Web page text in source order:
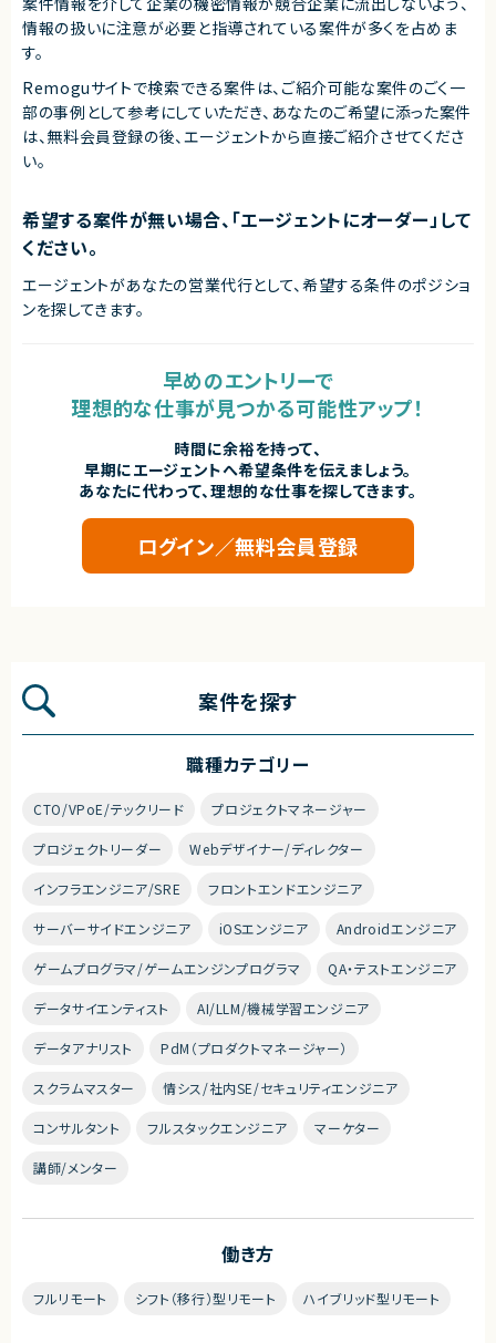
情報の扱いに注意が必要と指導されている案件が多くを占めま
す。
Remoguサイトで検索できる案件は、ご紹介可能な案件のごく一
部の事例として参考にしていただき、 あなたのご希望に添った案件
は、無料会員登録の後、エージェントから直接ご紹介させてくださ
い。
希望する案件が無い場合、「エージェントにオーダー」して
ください。
エージェントがあなたの営業代行として、希望する条件のポジショ
ンを探してきます。
早めのエントリーで
理想的な仕事が見つかる可能性アップ！
時間に余裕を持って、
早期にエージェントへ希望条件を伝えましょう。
あなたに代わって、理想的な仕事を探してきます。
ログイン／無料会員登録
案件を探す
職種カテゴリー
CTO/VPoE/テックリード プロジェクトマネージャー
プロジェクトリーダー Webデザイナー/ディレクター
インフラエンジニア/SRE フロントエンドエンジニア
サーバーサイドエンジニア iOSエンジニア Androidエンジニア
ゲームプログラマ/ゲームエンジンプログラマ QA・テストエンジニア
データサイエンティスト AI/LLM/機械学習エンジニア
データアナリスト PdM（プロダクトマネージャー）
スクラムマスター 情シス/社内SE/セキュリティエンジニア
コンサルタント フルスタックエンジニア マーケター
講師/メンター
働き方
フルリモート シフト（移行）型リモート ハイブリッド型リモート